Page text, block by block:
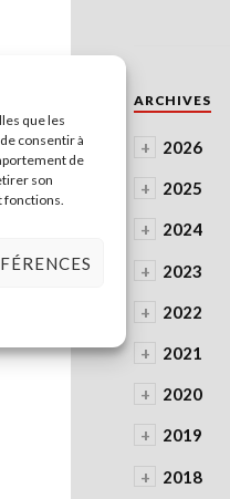
que les
consentir à
de
son
fonctions.
ARCHIVES
+ 2026
+ 2025
+ 2024
+ 2023
+ 2022
+ 2021
+ 2020
+ 2019
+ 2018